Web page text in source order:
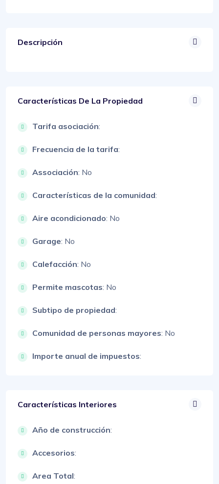
Descripción
Características De La Propiedad
Tarifa asociación:
Frecuencia de la tarifa:
Associación: No
Características de la comunidad:
Aire acondicionado: No
Garage: No
Calefacción: No
Permite mascotas: No
Subtipo de propiedad:
Comunidad de personas mayores: No
Importe anual de impuestos:
Características Interiores
Año de construcción:
Accesorios:
Area Total: